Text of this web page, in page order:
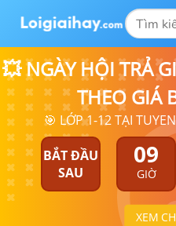
💥 NGÀY HỘI TRẢ
THEO GIÁ
🎯 LỚP 1-12 TẠI
BẮT ĐẦU
SAU
09
GIỜ
XEM